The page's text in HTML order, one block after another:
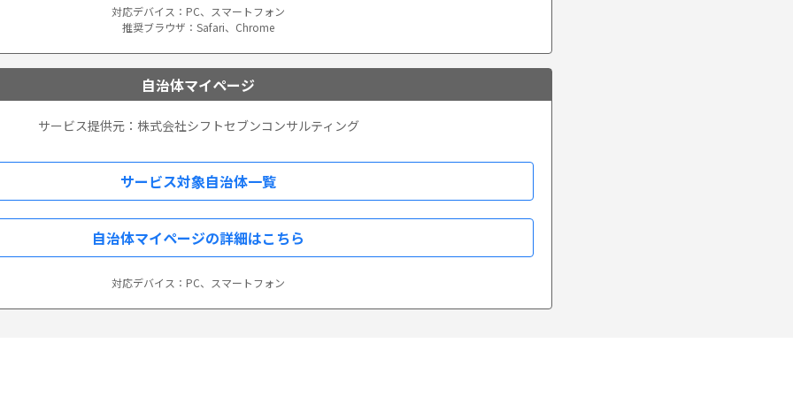
対応デバイス：PC、スマートフォン
推奨ブラウザ：Safari、Chrome
自治体マイページ
サービス提供元：株式会社シフトセブンコンサルティング
サービス対象自治体一覧
自治体マイページの詳細はこちら
対応デバイス：PC、スマートフォン